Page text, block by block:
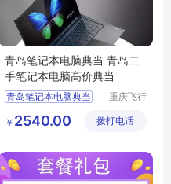
青岛笔记本电脑典当 青岛二
手笔记本电脑高价典当
青岛笔记本电脑典当
重庆飞行
限公司
￥ 2540.00 拨打电话